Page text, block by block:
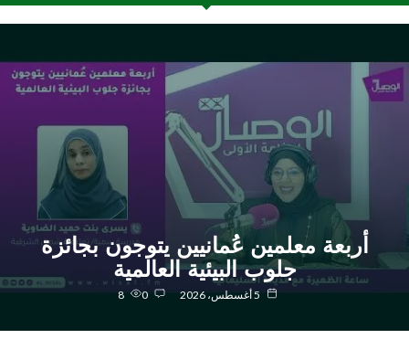
أربعة معلمين عُمانيين يتوجون بجائزة
جلوب البيئية العالمية
8